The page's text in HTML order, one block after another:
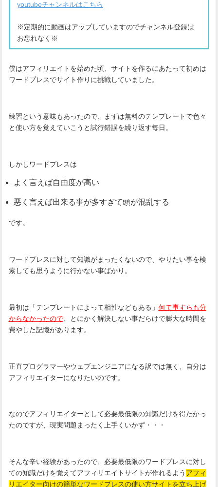
youtubeチャンネルはこちら
※定期的に動画はアップしていますのでチャンネル登録は
お忘れなく※
僕はアフィリエイトを始めた頃、サイトを作るにあたって初めは
ワードプレスでサイト作りに挑戦していました。
練習という意味もあったので、まずは無料のテンプレートで色々
と使い方を覚えていこうと試行錯誤を繰り返す毎日。
しかしワードプレスは
よく言えば自由度が高い
悪く言えば出来る事が多すぎて頭が混乱する
です。
ワードプレスに対して知識がまったくないので、やりたい事を検
索しても思うように行かない事ばかり。
最初は「テンプレートによって相性などもある」 何て事すらも分
からなかったので、とにかく解決しない事だらけで膨大な時間を
費やした記憶があります。
正直プログラマーやウェブエンジニアになる訳では無く、自分は
アフィリエイターになりたいのです。
なのでアフィリエイターとして必要最低限の知識だけを得たかっ
たのですが、現実問題まったく上手くいかず・・・
そんな辛い経験があったので、必要最低限のワードプレスに対し
ての知識だけを覚えてアフィリエイトサイトが作れるよう アフィ
リエイター向けの簡単なワードプレスの使い方サイトを立ち上げ